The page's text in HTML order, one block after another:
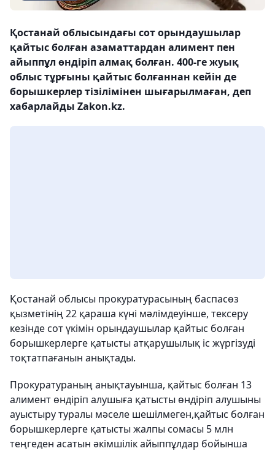
Қостанай облысындағы сот орындаушылар
қайтыс болған азаматтардан алимент пен
айыппұл өндіріп алмақ болған. 400-ге жуық
облыс тұрғыны қайтыс болғаннан кейін де
борышкерлер тізілімінен шығарылмаған, деп
хабарлайды Zakon.kz.
Қостанай облысы прокуратурасының баспасөз
қызметінің 22 қараша күні мәлімдеуінше, тексеру
кезінде сот үкімін орындаушылар қайтыс болған
борышкерлерге қатысты атқарушылық іс жүргізуді
тоқтатпағанын анықтады.
Прокуратураның анықтауынша, қайтыс болған 13
алимент өндіріп алушыға қатысты өндіріп алушыны
ауыстыру туралы мәселе шешілмеген,қайтыс болған
борышкерлерге қатысты жалпы сомасы 5 млн
теңгеден асатын әкімшілік айыппұлдар бойынша